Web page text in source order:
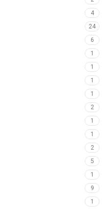
4
24
6
1
1
1
1
2
1
1
2
5
1
9
1